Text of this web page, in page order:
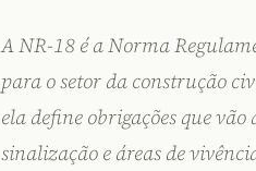
ANR-18 é a Norma
para o setor da construção
ela define obrigações que
sinalização e áreas de